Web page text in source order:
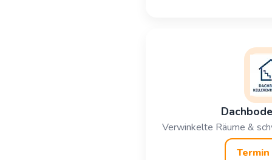
Verwinkelte Räume &